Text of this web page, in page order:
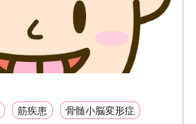
筋疾患 骨髄小脳変形症